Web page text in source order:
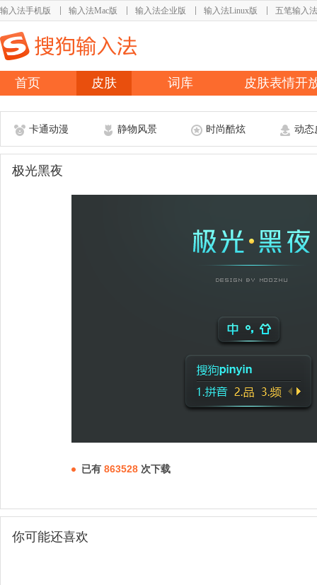
输入法手机版 输入法Mac版 输入法企业版 输入法Linux版 五笔输入法
首页 皮肤 词库 皮肤表情开
卡通动漫 静物风景 时尚酷炫 动态
极光黑夜
已有 863528 次下载
你可能还喜欢